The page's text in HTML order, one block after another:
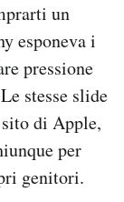
un
esponeva i
pressione
stesse slide
di Apple,
per
genitori.